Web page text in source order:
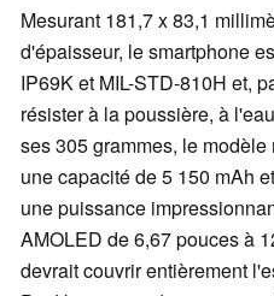
Mesurant 181,7 x 83,1
d'épaisseur, le smartphone
IP69K et MIL-STD-810H et,
résister à la poussière, à
ses 305 grammes, le
une capacité de 5 150 mAh
une puissance
AMOLED de 6,67 pouces à
devrait couvrir entièrement